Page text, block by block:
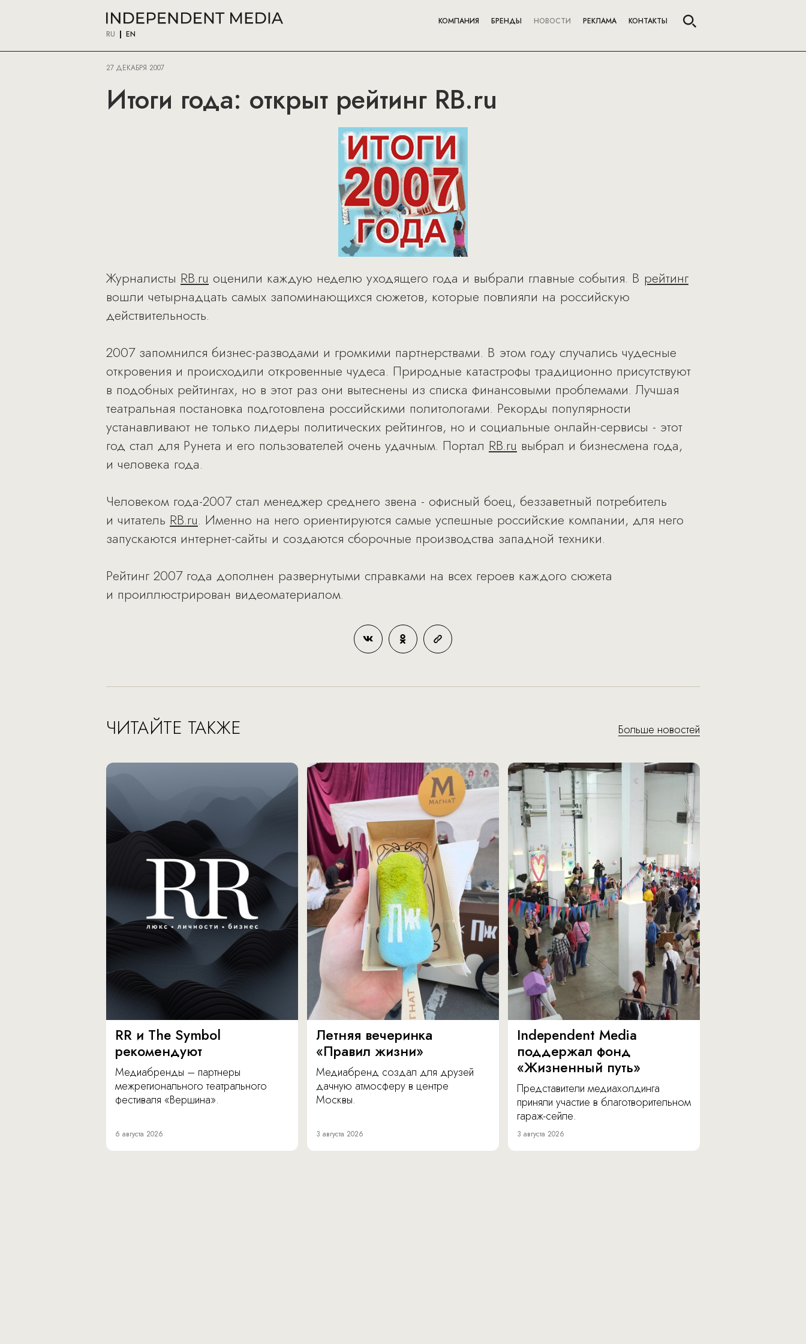
RU EN
КОМПАНИЯ БРЕНДЫ НОВОСТИ РЕКЛАМА КОНТАКТЫ
27 ДЕКАБРЯ 2007
Итоги года: открыт рейтинг RB.ru
Журналисты RB.ru оценили каждую неделю уходящего года и выбрали главные события. В рейтинг
вошли четырнадцать самых запоминающихся сюжетов, которые повлияли на российскую
действительность.
2007 запомнился бизнес-разводами и громкими партнерствами. В этом году случались чудесные
откровения и происходили откровенные чудеса. Природные катастрофы традиционно присутствуют
в подобных рейтингах, но в этот раз они вытеснены из списка финансовыми проблемами. Лучшая
театральная постановка подготовлена российскими политологами. Рекорды популярности
устанавливают не только лидеры политических рейтингов, но и социальные онлайн-сервисы - этот
год стал для Рунета и его пользователей очень удачным. Портал RB.ru выбрал и бизнесмена года,
и человека года.
Человеком года-2007 стал менеджер среднего звена - офисный боец, беззаветный потребитель
и читатель RB.ru. Именно на него ориентируются самые успешные российские компании, для него
запускаются интернет-сайты и создаются сборочные производства западной техники.
Рейтинг 2007 года дополнен развернутыми справками на всех героев каждого сюжета
и проиллюстрирован видеоматериалом.
ЧИТАЙТЕ ТАКЖЕ Больше новостей
RR и The Symbol
рекомендуют
Медиабренды – партнеры
межрегионального театрального
фестиваля «Вершина».
6 августа 2026
Летняя вечеринка
«Правил жизни»
Медиабренд создал для друзей
дачную атмосферу в центре
Москвы.
3 августа 2026
Independent Media
поддержал фонд
«Жизненный путь»
Представители медиахолдинга
приняли участие в благотворительном
гараж-сейле.
3 августа 2026